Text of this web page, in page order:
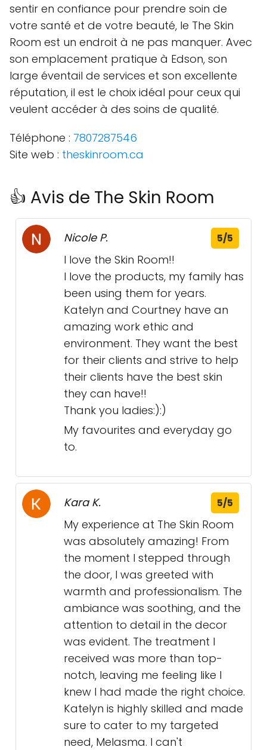
sentir en confiance pour prendre soin de
votre santé et de votre beauté, le The Skin
Room est un endroit à ne pas manquer. Avec
son emplacement pratique à Edson, son
large éventail de services et son excellente
réputation, il est le choix idéal pour ceux qui
veulent accéder à des soins de qualité.
Téléphone : 7807287546
Site web : theskinroom.ca
👍 Avis de The Skin Room
Nicole P. 5/5
I love the Skin Room!!
I love the products, my family has
been using them for years.
Katelyn and Courtney have an
amazing work ethic and
environment. They want the best
for their clients and strive to help
their clients have the best skin
they can have!!
Thank you ladies:):)
My favourites and everyday go
to.
Kara K. 5/5
My experience at The Skin Room
was absolutely amazing! From
the moment I stepped through
the door, I was greeted with
warmth and professionalism. The
ambiance was soothing, and the
attention to detail in the decor
was evident. The treatment I
received was more than top-
notch, leaving me feeling like I
knew I had made the right choice.
Katelyn is highly skilled and made
sure to cater to my targeted
need, Melasma. I can't